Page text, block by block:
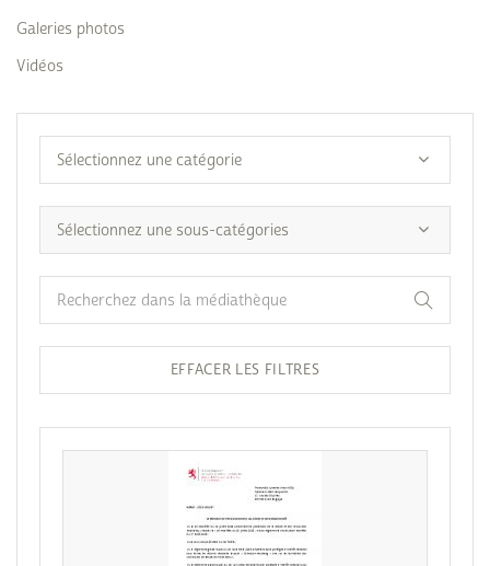
Galeries photos
Vidéos
EFFACER LES FILTRES